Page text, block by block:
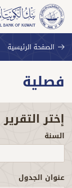
الصفحة الرئيسية
فصلية
إختر التقرير
السنة
عنوان الجدول